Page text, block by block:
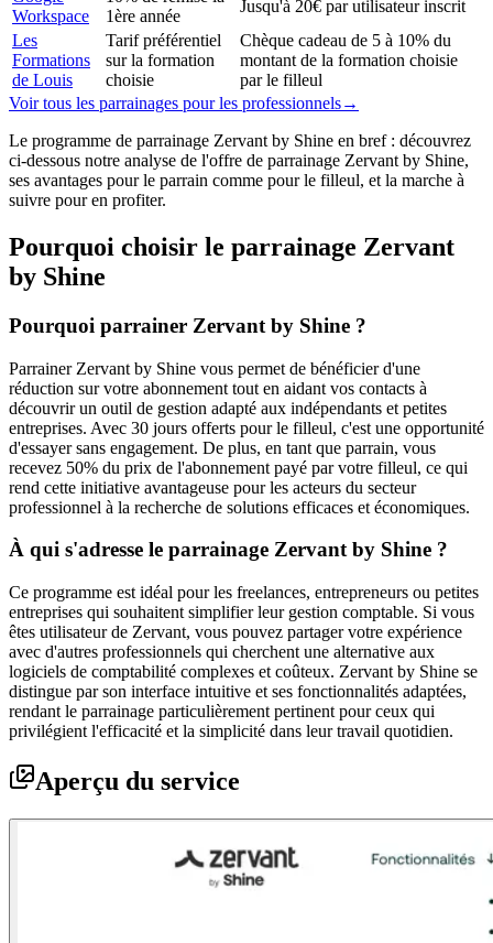
Workspace
1ère année
Jusqu'à 20€ par utilisateur inscrit
Les
Formations
de Louis
Tarif préférentiel
sur la formation
choisie
Chèque cadeau de 5 à 10% du
montant de la formation choisie
par le filleul
Voir tous les parrainages pour les professionnels→
Le programme de parrainage Zervant by Shine en bref : découvrez
ci-dessous notre analyse de l'offre de parrainage Zervant by Shine,
ses avantages pour le parrain comme pour le filleul, et la marche à
suivre pour en profiter.
Pourquoi choisir le parrainage Zervant
by Shine
Pourquoi parrainer Zervant by Shine ?
Parrainer Zervant by Shine vous permet de bénéficier d'une
réduction sur votre abonnement tout en aidant vos contacts à
découvrir un outil de gestion adapté aux indépendants et petites
entreprises. Avec 30 jours offerts pour le filleul, c'est une opportunité
d'essayer sans engagement. De plus, en tant que parrain, vous
recevez 50% du prix de l'abonnement payé par votre filleul, ce qui
rend cette initiative avantageuse pour les acteurs du secteur
professionnel à la recherche de solutions efficaces et économiques.
À qui s'adresse le parrainage Zervant by Shine ?
Ce programme est idéal pour les freelances, entrepreneurs ou petites
entreprises qui souhaitent simplifier leur gestion comptable. Si vous
êtes utilisateur de Zervant, vous pouvez partager votre expérience
avec d'autres professionnels qui cherchent une alternative aux
logiciels de comptabilité complexes et coûteux. Zervant by Shine se
distingue par son interface intuitive et ses fonctionnalités adaptées,
rendant le parrainage particulièrement pertinent pour ceux qui
privilégient l'efficacité et la simplicité dans leur travail quotidien.
Aperçu du service